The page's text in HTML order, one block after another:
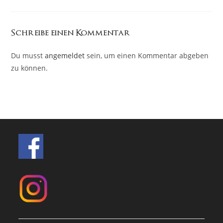
Schreibe einen Kommentar
Du musstangemeldet sein, um einen Kommentar abgeben
zu können.